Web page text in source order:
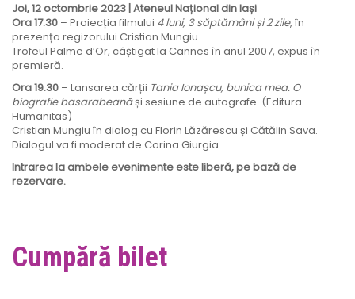
Joi, 12 octombrie 2023 | Ateneul Național din Iași
Ora 17.30 – Proiecția filmului 4 luni, 3 săptămâni și 2 zile, în
prezența regizorului Cristian Mungiu.
Trofeul Palme d’Or, câștigat la Cannes în anul 2007, expus în
premieră.
Ora 19.30 – Lansarea cărții Tania Ionașcu, bunica mea. O
biografie basarabeanăși sesiune de autografe. (Editura
Humanitas)
Cristian Mungiu în dialog cu Florin Lăzărescu și Cătălin Sava.
Dialogul va fi moderat de Corina Giurgia.
Intrarea la ambele evenimente este liberă, pe bază de
rezervare.
Cumpără bilet